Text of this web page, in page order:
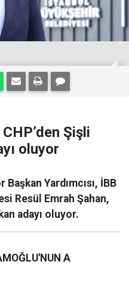
Şişli
oluyor
Yardımcısı, İBB
Resül Emrah Şahan,
adayı oluyor.
A